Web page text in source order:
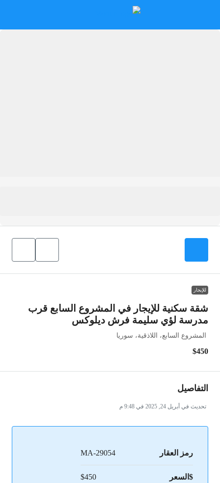
للإيجار
شقة سكنية للإيجار في المشروع السابع قرب
مدرسة لؤي سليمة فرش ديلوكس
المشروع السابع، اللاذقية، سوريا
$450
التفاصيل
تحديث في أبريل 24, 2025 في 9:48 م
رمز العقار MA-29054
$السعر $450